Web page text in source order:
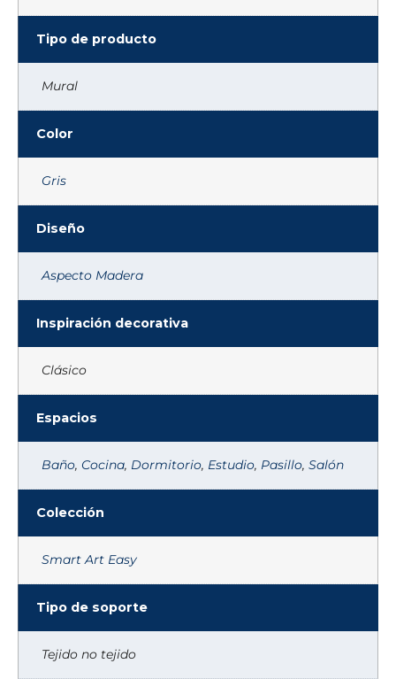
Tipo de producto
Mural
Color
Gris
Diseño
Aspecto Madera
Inspiración decorativa
Clásico
Espacios
Baño, Cocina, Dormitorio, Estudio, Pasillo, Salón
Colección
Smart Art Easy
Tipo de soporte
Tejido no tejido